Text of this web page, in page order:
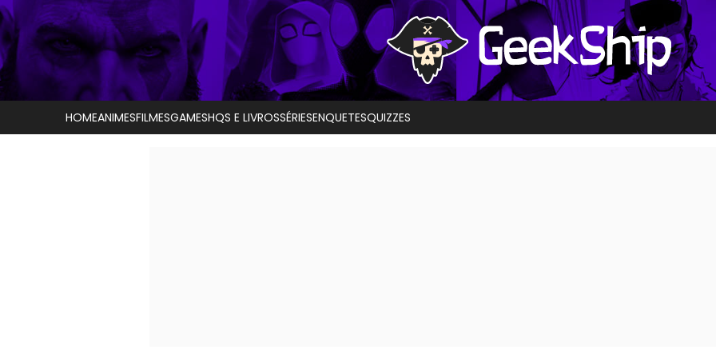
HOMEANIMESFILMESGAMESHQS E LIVROSSÉRIESENQUETESQUIZZES